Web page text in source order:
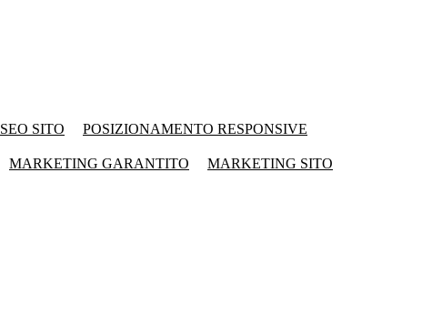
SEO SITO POSIZIONAMENTO RESPONSIVE
MARKETING GARANTITO MARKETING SITO